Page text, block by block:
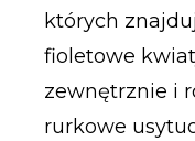
których
fioletowe
zewnętrznie i
rurkowe